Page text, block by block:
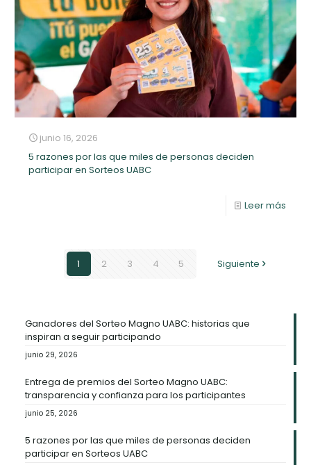
junio 16, 2026
5 razones por las que miles de personas deciden
participar en Sorteos UABC
Leer más
1 2 3 4 5 Siguiente
Ganadores del Sorteo Magno UABC: historias que
inspiran a seguir participando
junio 29, 2026
Entrega de premios del Sorteo Magno UABC:
transparencia y confianza para los participantes
junio 25, 2026
5 razones por las que miles de personas deciden
participar en Sorteos UABC